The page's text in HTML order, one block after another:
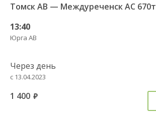
Томск АВ — Междуреченск АС 670т
13:40
Юрга АВ
Через день
с 13.04.2023
1 400 руб.